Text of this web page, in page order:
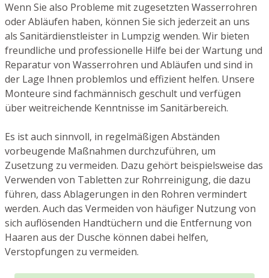
Wenn Sie also Probleme mit zugesetzten Wasserrohren
oder Abläufen haben, können Sie sich jederzeit an uns
als Sanitärdienstleister in Lumpzig wenden. Wir bieten
freundliche und professionelle Hilfe bei der Wartung und
Reparatur von Wasserrohren und Abläufen und sind in
der Lage Ihnen problemlos und effizient helfen. Unsere
Monteure sind fachmännisch geschult und verfügen
über weitreichende Kenntnisse im Sanitärbereich.
Es ist auch sinnvoll, in regelmäßigen Abständen
vorbeugende Maßnahmen durchzuführen, um
Zusetzung zu vermeiden. Dazu gehört beispielsweise das
Verwenden von Tabletten zur Rohrreinigung, die dazu
führen, dass Ablagerungen in den Rohren vermindert
werden. Auch das Vermeiden von häufiger Nutzung von
sich auflösenden Handtüchern und die Entfernung von
Haaren aus der Dusche können dabei helfen,
Verstopfungen zu vermeiden.